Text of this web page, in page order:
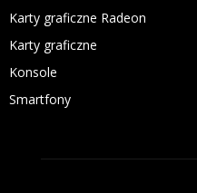
Karty graficzne Radeon
Karty graficzne
Konsole
Smartfony